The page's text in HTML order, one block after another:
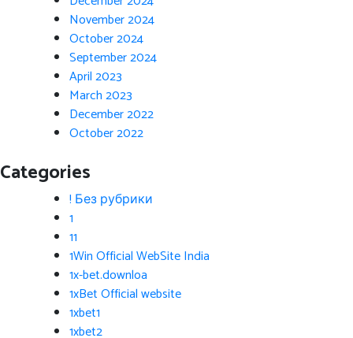
November 2024
October 2024
September 2024
April 2023
March 2023
December 2022
October 2022
Categories
! Без рубрики
1
11
1Win Official WebSite India
1x-bet.downloa
1xBet Official website
1xbet1
1xbet2